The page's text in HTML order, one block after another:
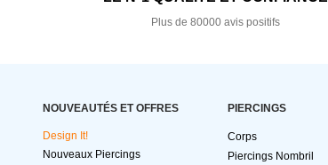
Plus de 80000 avis positifs
NOUVEAUTÉS ET OFFRES
Design It!
Nouveaux Piercings
PIERCINGS
Corps
Piercings Nombril